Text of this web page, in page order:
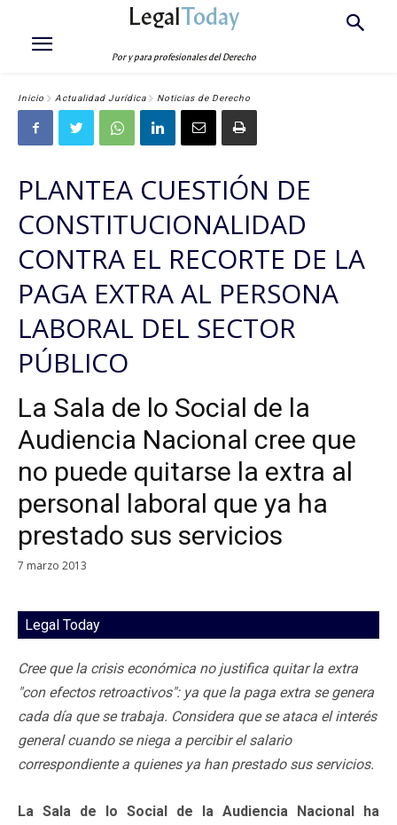
LegalToday
Por y para profesionales del Derecho
Inicio Actualidad Jurídica Noticias de Derecho
PLANTEA CUESTIÓN DE
CONSTITUCIONALIDAD
CONTRA EL RECORTE DE LA
PAGA EXTRA AL PERSONA
LABORAL DEL SECTOR
PÚBLICO
La Sala de lo Social de la
Audiencia Nacional cree que
no puede quitarse la extra al
personal laboral que ya ha
prestado sus servicios
7 marzo 2013
Legal Today
Cree que la crisis económica no justifica quitar la extra
"con efectos retroactivos": ya que la paga extra se genera
cada día que se trabaja. Considera que se ataca el interés
general cuando se niega a percibir el salario
correspondiente a quienes ya han prestado sus servicios.
La Sala de lo Social de la Audiencia Nacional ha